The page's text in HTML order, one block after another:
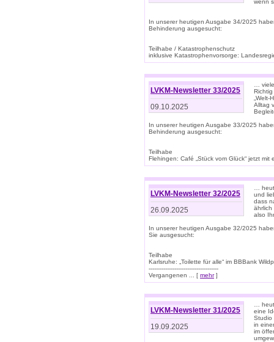
wenn
In unserer heutigen Ausgabe 34/2025
Behinderung ausgesucht:
Teilhabe / Katastrophenschutz
inklusive Katastrophenvorsorge:
LVKM-Newsletter 33/2025
09.10.2025
…
Alltag
In unserer heutigen Ausgabe 33/2025
Behinderung ausgesucht:
Teilhabe
Flehingen: Café „Stück vom Glück“ jetzt mit
LVKM-Newsletter 32/2025
26.09.2025
…
und
dass
ährlich
also
In unserer heutigen Ausgabe 32/2025
Sie ausgesucht:
Teilhabe
Karlsruhe: „Toilette für alle“ im BBBank
--------------------------------------
Vergangenen ... [ mehr]
LVKM-Newsletter 31/2025
19.09.2025
…
eine
Studio
in
im